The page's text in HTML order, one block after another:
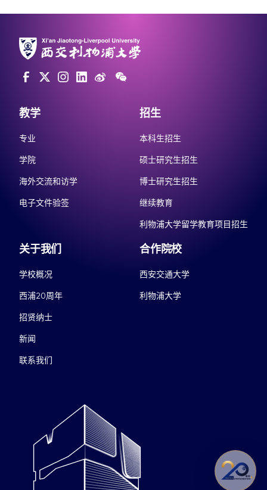
教学
专业
学院
海外交流和访学
电子文件验签
招生
本科生招生
硕士研究生招生
博士研究生招生
继续教育
利物浦大学留学教育项目招生
关于我们
学校概况
西浦20周年
招贤纳士
新闻
联系我们
合作院校
西安交通大学
利物浦大学